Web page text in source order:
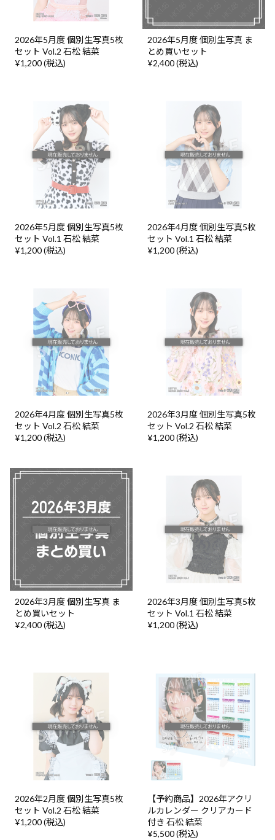
2026年5月度 個別生写真5枚
セット Vol.2 石松 結菜
¥1,200 (税込)
2026年5月度 個別生写真 ま
とめ買いセット
¥2,400 (税込)
2026年5月度 個別生写真5枚
セット Vol.1 石松 結菜
¥1,200 (税込)
2026年4月度 個別生写真5枚
セット Vol.1 石松 結菜
¥1,200 (税込)
2026年4月度 個別生写真5枚
セット Vol.2 石松 結菜
¥1,200 (税込)
2026年3月度 個別生写真5枚
セット Vol.2 石松 結菜
¥1,200 (税込)
2026年3月度 個別生写真 ま
とめ買いセット
¥2,400 (税込)
2026年3月度 個別生写真5枚
セット Vol.1 石松 結菜
¥1,200 (税込)
2026年2月度 個別生写真5枚
セット Vol.2 石松 結菜
¥1,200 (税込)
【予約商品】2026年アクリ
ルカレンダー クリアカード
付き 石松 結菜
¥5,500 (税込)